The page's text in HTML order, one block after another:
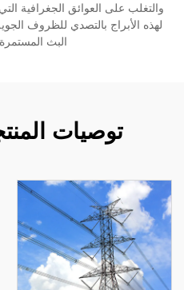
والتغلب على العوائق الجغرافية
لهذه الأبراج بالتصدي للظروف
البث
توصيات